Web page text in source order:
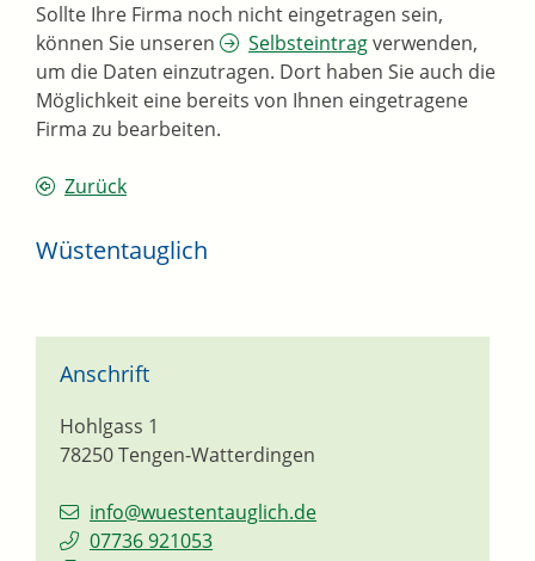
Sollte Ihre Firma noch nicht eingetragen sein,
können Sie unseren
Selbsteintragverwenden,
um die Daten einzutragen. Dort haben Sie auch die
Möglichkeit eine bereits von Ihnen eingetragene
Firma zu bearbeiten.
Zurück
Wüstentauglich
Anschrift
Hohlgass 1
78250Tengen-Watterdingen
info@wuestentauglich.de
07736 921053